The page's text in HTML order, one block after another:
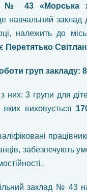
№ 43 «Морська
навчальний заклад
належить до
Перетятько
груп закладу:
них: 3 групи для
яких виховується
забезпечують
заклад № 43